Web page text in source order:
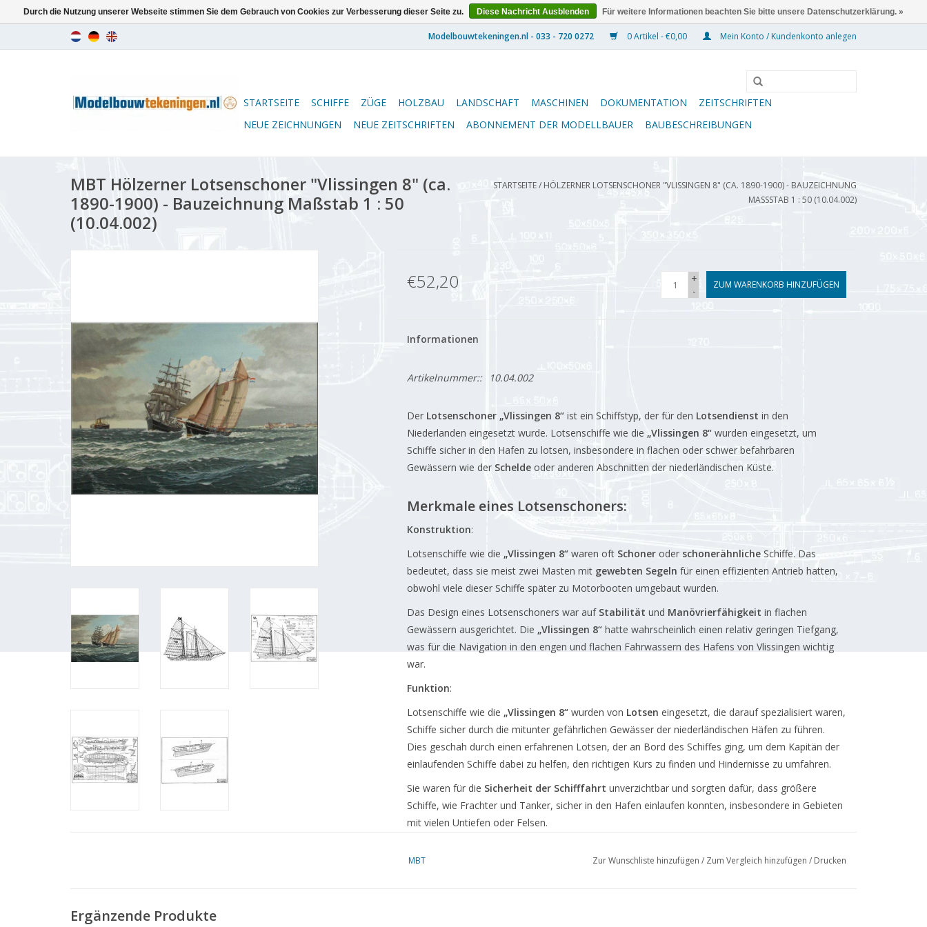
0 Artikel - €0,00 Mein Konto / Kundenkonto anlegen
STARTSEITE SCHIFFE ZÜGE HOLZBAU LANDSCHAFT MASCHINEN DOKUMENTATION
ZEITSCHRIFTEN
NEUE ZEICHNUNGEN
NEUE ZEITSCHRIFTEN ABONNEMENT DER MODELLBAUER BAUBESCHREIBUNGEN
MBT Hölzerner Lotsenschoner "Vlissingen 8" (ca.
1890-1900) - Bauzeichnung Maßstab 1 : 50
(10.04.002)
STARTSEITE/ HÖLZERNER LOTSENSCHONER "VLISSINGEN 8" (CA. 1890-1900) - BAUZEICHNUNG
MASSSTAB 1 : 50 (10.04.002)
€52,20
+
-
ZUM WARENKORB HINZUFÜGEN
Informationen
Artikelnummer:: 10.04.002
Der Lotsenschoner „Vlissingen 8“ist ein Schiffstyp, der für den Lotsendienst in den
Niederlanden eingesetzt wurde. Lotsenschiffe wie die „Vlissingen 8“wurden eingesetzt, um
Schiffe sicher in den Hafen zu lotsen, insbesondere in flachen oder schwer befahrbaren
Gewässern wie der Scheldeoder anderen Abschnitten der niederländischen Küste.
Merkmale eines Lotsenschoners:
Konstruktion:
Lotsenschiffe wie die „Vlissingen 8“waren oft Schoneroder schonerähnlicheSchiffe. Das
bedeutet, dass sie meist zwei Masten mit gewebten Segeln für einen effizienten Antrieb hatten,
obwohl viele dieser Schiffe später zu Motorbooten umgebaut wurden.
Das Design eines Lotsenschoners war auf Stabilität und Manövrierfähigkeit in flachen
Gewässern ausgerichtet. Die „Vlissingen 8“hatte wahrscheinlich einen relativ geringen Tiefgang,
was für die Navigation in den engen und flachen Fahrwassern des Hafens von Vlissingen wichtig
war.
Funktion:
Lotsenschiffe wie die „Vlissingen 8“wurden von Lotsen eingesetzt, die darauf spezialisiert waren,
Schiffe sicher durch die mitunter gefährlichen Gewässer der niederländischen Häfen zu führen.
Dies geschah durch einen erfahrenen Lotsen, der an Bord des Schiffes ging, um dem Kapitän der
einlaufenden Schiffe dabei zu helfen, den richtigen Kurs zu finden und Hindernisse zu umfahren.
Sie waren für die Sicherheit der Schifffahrt unverzichtbar und sorgten dafür, dass größere
Schiffe, wie Frachter und Tanker, sicher in den Hafen einlaufen konnten, insbesondere in Gebieten
mit vielen Untiefen oder Felsen.
MBT Zur Wunschliste hinzufügen / Zum Vergleich hinzufügen / Drucken
Ergänzende Produkte
Durch die Nutzung unserer Webseite stimmen Sie dem Gebrauch von Cookies zur Verbesserung dieser Seite zu. Diese Nachricht Ausblenden Für weitere Informationen beachten Sie bitte unsere Datenschutzerklärung. »